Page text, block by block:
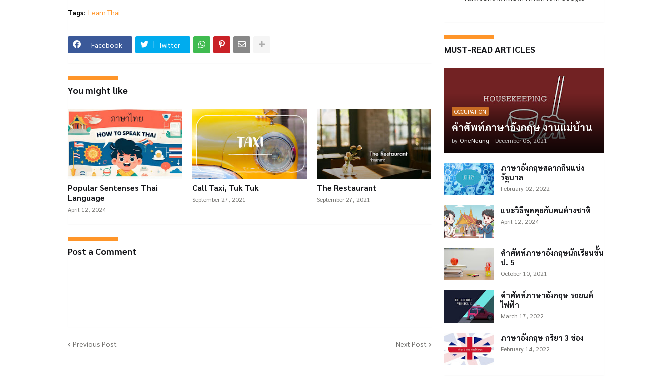
Tags: Learn Thai
Facebook Twitter
You might like
Popular Sentenses Thai
Language
April 12, 2024
Call Taxi, Tuk Tuk
September 27, 2021
The Restaurant
September 27, 2021
Post a Comment
Previous Post Next Post
MUST-READ ARTICLES
OCCUPATION
คำศัพท์ภาษาอังกฤษ งานแม่บ้าน
by OneNeung - December 08, 2021
ภาษาอังกฤษสลากกินแบ่ง
รัฐบาล
February 02, 2022
แนะวิธีพูดคุยกับคนต่างชาติ
April 12, 2024
คำศัพท์ภาษาอังกฤษนักเรียนชั้น
ป. 5
October 10, 2021
คำศัพท์ภาษาอังกฤษ รถยนต์
ไฟฟ้า
March 17, 2022
ภาษาอังกฤษ กริยา 3 ช่อง
February 14, 2022